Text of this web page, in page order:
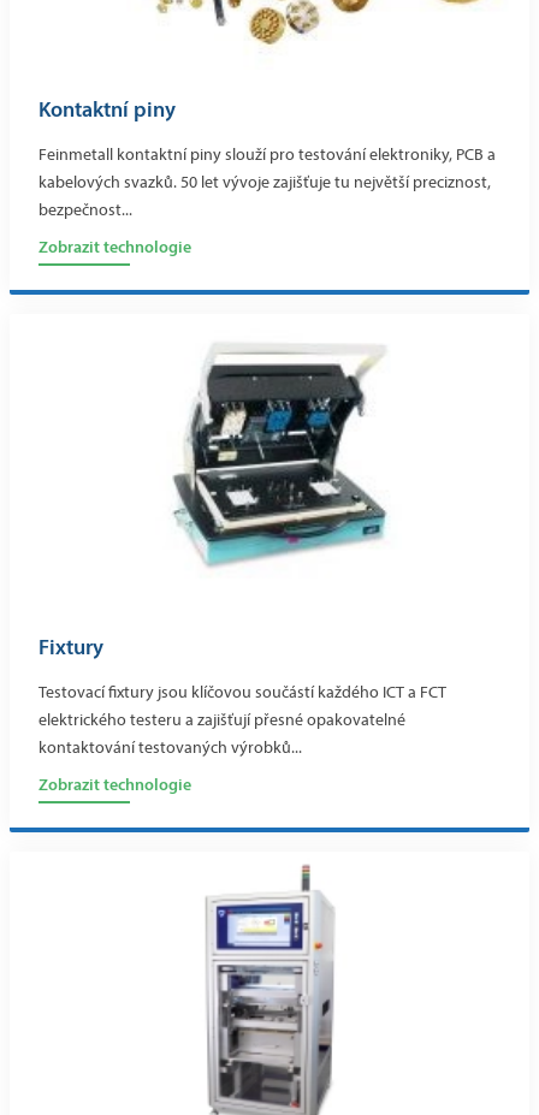
Kontaktní piny
Feinmetall kontaktní piny slouží pro testování elektroniky, PCB a
kabelových svazků. 50 let vývoje zajišťuje tu největší preciznost,
bezpečnost...
Zobrazit technologie
Fixtury
Testovací fixtury jsou klíčovou součástí každého ICT a FCT
elektrického testeru a zajišťují přesné opakovatelné
kontaktování testovaných výrobků...
Zobrazit technologie